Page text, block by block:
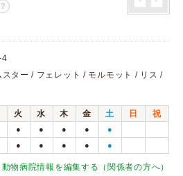
？
4
ター / フェレット / モルモット / リス /
火 水 木 金 土 日
祝
● ● ● ● ●
● ● ● ● ●
動物病院情報を編集する（関係者の方へ）